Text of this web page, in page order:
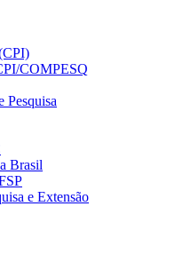
COMPESQ
Pesquisa
Brasil
e Extensão